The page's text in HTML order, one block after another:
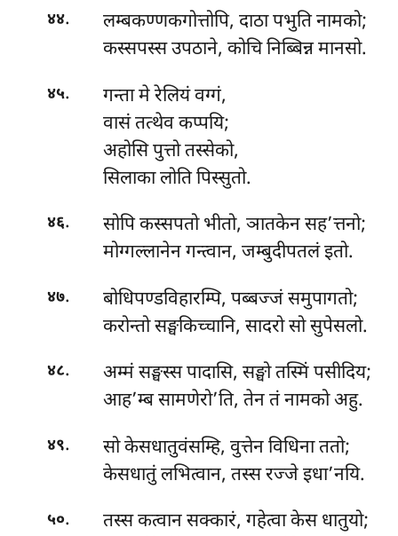
४४.
लम्बकण्णकगोत्तोपि, दाठा पभुति नामको;
कस्सपस्स उपठाने, कोचि निब्बिन्न मानसो.
४५.
गन्ता मे रेलियं वग्गं,
वासं तत्थेव कप्पयि;
अहोसि पुत्तो तस्सेको,
सिलाका लोति पिस्सुतो.
४६.
सोपि कस्सपतो भीतो, ञातकेन सह’त्तनो;
मोग्गल्लानेन गन्त्वान, जम्बुदीपतलं इतो.
४७.
बोधिपण्डविहारम्पि, पब्बज्जं समुपागतो;
करोन्तो सङ्घकिच्चानि, सादरो सो सुपेसलो.
४८.
अम्मं सङ्घस्स पादासि, सङ्घो तस्मिं पसीदिय;
आह’म्ब सामणेरो’ति, तेन तं नामको अहु.
४९.
सो केसधातुवंसम्हि, वुत्तेन विधिना ततो;
केसधातुं लभित्वान, तस्स रज्जे इधा’नयि.
५०.
तस्स कत्वान सक्कारं, गहेत्वा केस धातुयो;